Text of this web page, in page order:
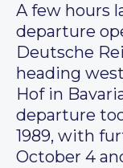
A few hours
departure
Deutsche
heading
Hof in
departure
1989, with
October 4